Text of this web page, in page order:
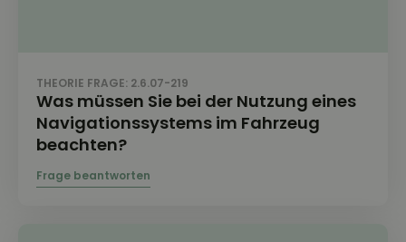
THEORIE FRAGE: 2.6.07-219
Was müssen Sie bei der Nutzung eines
Navigationssystems im Fahrzeug
beachten?